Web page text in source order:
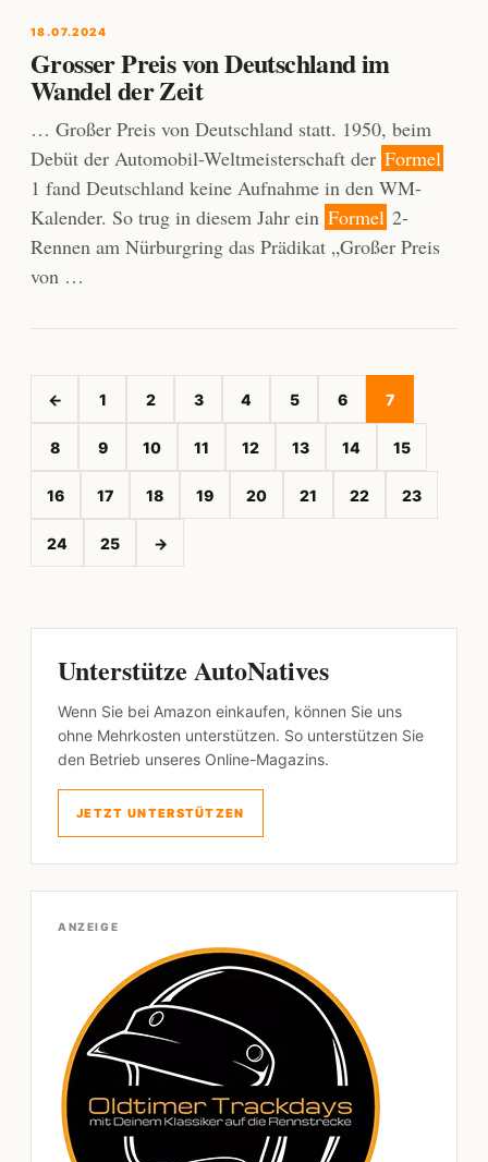
18.07.2024
Grosser Preis von Deutschland im
Wandel der Zeit
… Großer Preis von Deutschland statt. 1950, beim
Debüt der Automobil-Weltmeisterschaft der Formel
1 fand Deutschland keine Aufnahme in den WM-
Kalender. So trug in diesem Jahr ein Formel 2-
Rennen am Nürburgring das Prädikat „Großer Preis
von …
← 1 2 3 4 5 6 7
8 9 10 11 12 13 14 15
16 17 18 19 20 21 22 23
24 25 →
Unterstütze AutoNatives
Wenn Sie bei Amazon einkaufen, können Sie uns
ohne Mehrkosten unterstützen. So unterstützen Sie
den Betrieb unseres Online-Magazins.
JETZT UNTERSTÜTZEN
ANZEIGE